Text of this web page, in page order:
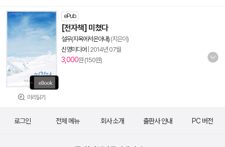
미리읽기
ePub
[전자책] 미쳤다
설우(지옥에서온아내) (지은이)
신영미디어 2014년 07월
3,000원 (150원)
로그인 전체 메뉴 회사 소개 출판사 안내 PC 버전